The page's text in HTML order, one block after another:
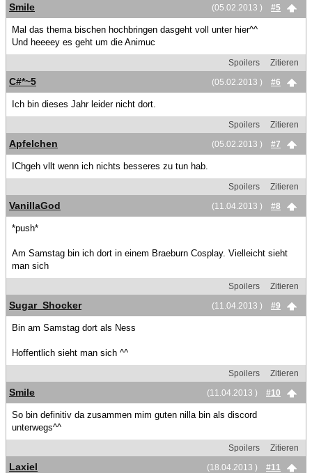
(05.02.2013 )
#5
Smile
Mal das thema bischen hochbringen dasgeht voll unter hier^^
Und heeeey es geht um die Animuc
Spoilers
Zitieren
(05.02.2013 )
#6
C#*~5
Ich bin dieses Jahr leider nicht dort.
Spoilers
Zitieren
(05.02.2013 )
#7
Apfelchen
IChgeh vllt wenn ich nichts besseres zu tun hab.
Spoilers
Zitieren
(11.04.2013 )
#8
VanillaGod
*push*
Am Samstag bin ich dort in einem Braeburn Cosplay. Vielleicht sieht
man sich
Spoilers
Zitieren
(11.04.2013 )
#9
Sugar_Shocker
Bin am Samstag dort als Ness
Hoffentlich sieht man sich ^^
Spoilers
Zitieren
(11.04.2013 )
#10
Smile
So bin definitiv da zusammen mim guten nilla bin als discord
unterwegs^^
Spoilers
Zitieren
(18.04.2013 )
#11
Laxiel